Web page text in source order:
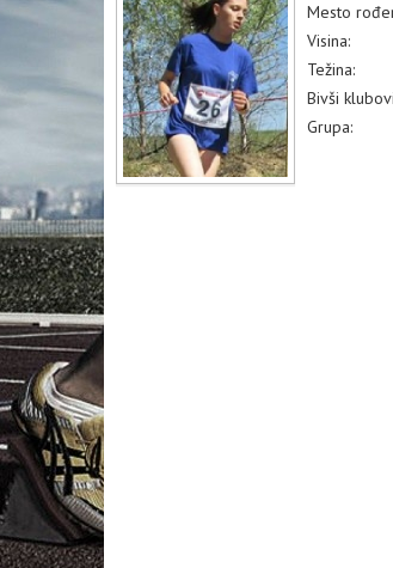
Mesto
Visina:
Težina:
Bivši
Grupa: